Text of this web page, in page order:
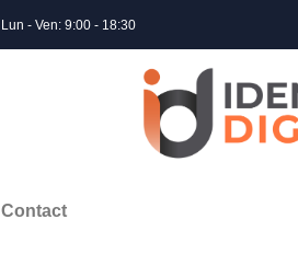
Lun - Ven: 9:00 - 18:30
Contact